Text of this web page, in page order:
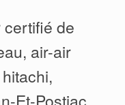
certifié de
air-air